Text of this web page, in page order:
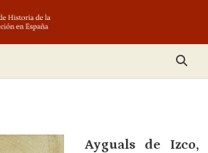
Ayguals de Izco,